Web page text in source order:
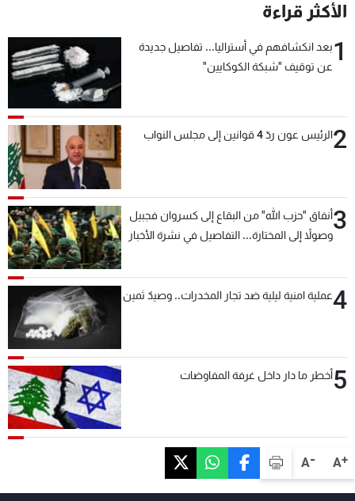
A+
A-
الأكثر قراءة
1بعد انكشافهم في أستراليا... تفاصيل جديدة
عن توقيف "شبكة الكوكايين"
2الرئيس عون ردّ 4 قوانين إلى مجلس النواب
3أنفاق "حزب الله" من البقاع إلى كسروان فجبيل
وصولاً إلى المختارة... التفاصيل في نشرة الأخبار
4عملية امنية ليلية ضد تجار المخدرات.. وصيدٌ ثمين
5أخطر ما دار داخل غرفة المفاوضات